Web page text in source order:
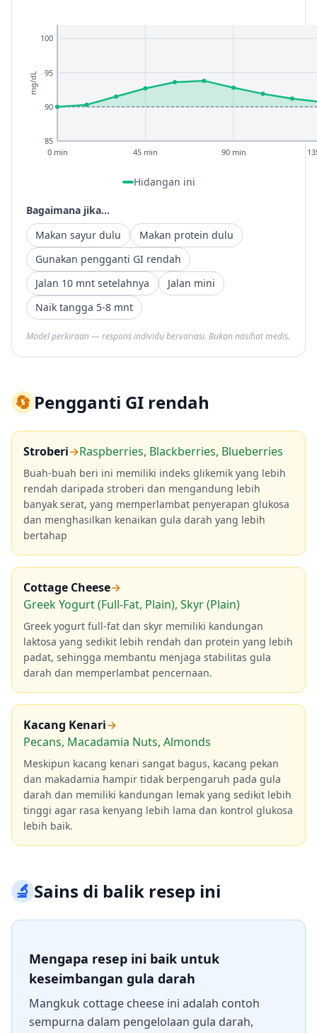
85
90
95
100
0 min 45 min 90 min
mg/dL
Hidangan ini
Bagaimana jika...
Makan sayur dulu
Makan protein dulu
Gunakan pengganti GI rendah
Jalan 10 mnt setelahnya
Jalan mini
Naik tangga 5-8 mnt
Model perkiraan — respons individu bervariasi. Bukan nasihat medis.
🔄Pengganti GI rendah
Stroberi→Raspberries, Blackberries, Blueberries
Buah-buah beri ini memiliki indeks glikemik yang lebih
rendah daripada stroberi dan mengandung lebih
banyak serat, yang memperlambat penyerapan glukosa
dan menghasilkan kenaikan gula darah yang lebih
bertahap
Cottage Cheese→
Greek Yogurt (Full-Fat, Plain), Skyr (Plain)
Greek yogurt full-fat dan skyr memiliki kandungan
laktosa yang sedikit lebih rendah dan protein yang lebih
padat, sehingga membantu menjaga stabilitas gula
darah dan memperlambat pencernaan.
Kacang Kenari→
Pecans, Macadamia Nuts, Almonds
Meskipun kacang kenari sangat bagus, kacang pekan
dan makadamia hampir tidak berpengaruh pada gula
darah dan memiliki kandungan lemak yang sedikit lebih
tinggi agar rasa kenyang lebih lama dan kontrol glukosa
lebih baik.
🔬Sains di balik resep ini
Mengapa resep ini baik untuk
keseimbangan gula darah
Mangkuk cottage cheese ini adalah contoh
sempurna dalam pengelolaan gula darah,